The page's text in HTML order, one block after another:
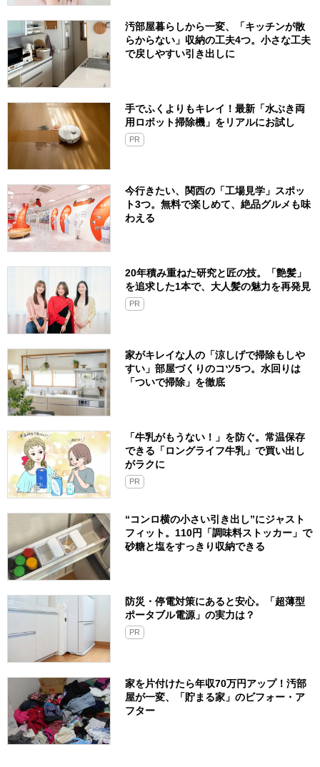
汚部屋暮らしから一変、「キッチンが散
らからない」収納の工夫4つ。小さな工夫
で戻しやすい引き出しに
手でふくよりもキレイ！最新「水ぶき両
用ロボット掃除機」をリアルにお試し
PR
今行きたい、関西の「工場見学」スポッ
ト3つ。無料で楽しめて、絶品グルメも味
わえる
20年積み重ねた研究と匠の技。「艶髪」
を追求した1本で、大人髪の魅力を再発見
PR
家がキレイな人の「涼しげで掃除もしや
すい」部屋づくりのコツ5つ。水回りは
「ついで掃除」を徹底
「牛乳がもうない！」を防ぐ。常温保存
できる「ロングライフ牛乳」で買い出し
がラクに
PR
“コンロ横の小さい引き出し”にジャスト
フィット。110円「調味料ストッカー」で
砂糖と塩をすっきり収納できる
防災・停電対策にあると安心。「超薄型
ポータブル電源」の実力は？​
PR
家を片付けたら年収70万円アップ！汚部
屋が一変、「貯まる家」のビフォー・ア
フター